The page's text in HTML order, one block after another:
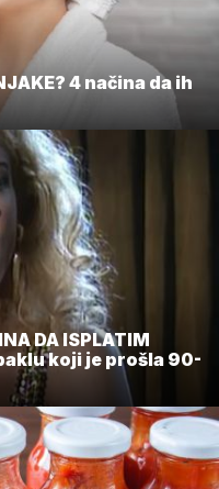
4 načina da ih
DA ISPLATIM
koji je prošla 90-